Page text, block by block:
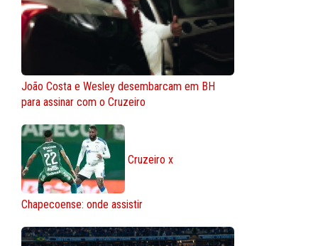
João Costa e Wesley desembarcam em BH
para assinar com o Cruzeiro
Cruzeiro x
Chapecoense: onde assistir